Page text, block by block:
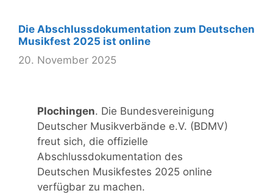
Die Abschlussdokumentation zum Deutschen
Musikfest 2025 ist online
20. November 2025
Plochingen. Die Bundesvereinigung
Deutscher Musikverbände e.V. (BDMV)
freut sich, die offizielle
Abschlussdokumentation des
Deutschen Musikfestes 2025 online
verfügbar zu machen.